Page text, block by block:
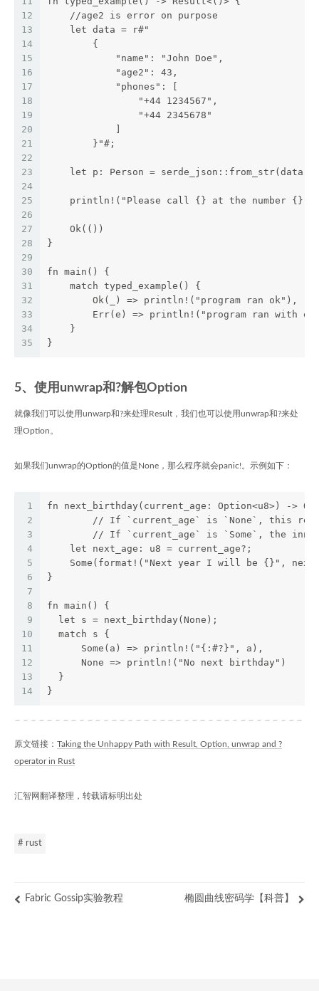
12
13
14
15
16
17
18
19
20
21
22
23
24
25
26
27
28
29
30
31
32
33
34
35
    //age2 is error on purpose
    let data = r#"
        {
            "name": "John Doe",
            "age2": 43,
            "phones": [
                "+44 1234567",
                "+44 2345678"
        }"#;
let p: Person =
println!("Please call {} at the number
    Ok(())
}
fn main() {
    match typed_example() {
        Ok(_) => println!("program ran ok"),
Err(e) => println!("program ran with
    }
}
5、使用unwrap和?解包Option
就像我们可以使用unwarp和?来处理Result，我们也可以使用unwrap和?来处
理Option。
如果我们unwrap的Option的值是None，那么程序就会panic!。示例如下：
1
2
3
4
5
6
7
8
9
10
11
12
13
14
fn next_birthday(current_age: Option<u8>) ->
// If `current_age` is `None`, this
// If `current_age` is `Some`, the
    let next_age: u8 = current_age?;
Some(format!("Next year I will be {}",
}
fn main() {
  let s = next_birthday(None);
  match s {
      Some(a) => println!("{:#?}", a),
      None => println!("No next birthday")
  }
}
原文链接： Taking the Unhappy Path with Result, Option, unwrap and ?
operator in Rust
汇智网翻译整理，转载请标明出处
# rust
Fabric Gossip实验教程 椭圆曲线密码学【科普】